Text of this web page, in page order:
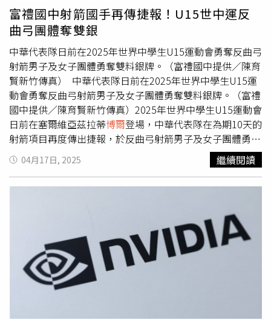
資料知悉本院對於2人所為上開羈押替代處分，檢察官如有
不服，自得依法提起準抗告，尚無「因未將相關裁定送達，
致檢察官無從行使抗告等合法救濟」之情事。
富禮國中射箭國手再傳捷報！U15世中運反
曲弓團體奪雙銀
中華代表隊日前在2025年世界中學生U15運動會勇奪反曲弓
射箭男子及女子團體勇奪雙料銀牌。（富禮國中提供／陳育
賢新竹傳真） 中華代表隊日前在2025年世界中學生U15運
動會勇奪反曲弓射箭男子及女子團體勇奪雙料銀牌。（富禮
國中提供／陳育賢新竹傳真）2025年世界中學生U15運動會
日前在塞爾維亞茲拉蒂博爾登場，中華代表隊在為期10天的
射箭項目再度傳出捷報，於反曲弓射箭男子及女子團體勇奪
雙料銀牌，其中少年國手陳品羱及林枃蓁分別來自新竹射箭
名校富禮國中，首度入選國手便不負眾望雙雙奪銀，未來潛
力相當看好。陳品羱說，很開心第1次代表國家參加國際賽
在國際賽事中與各國射箭好手較勁，同時也看到各國的特色
是很棒的學習。富禮國中校長涂靜娟指出，富禮射箭隊成立
至今達20年，已培育出譚雅婷及林詩嘉2位奧運國手為國爭
光，近期更有蘇思萍、蘇思敏、林嘉妤等多位國際賽事好手
產出。今年甫出爐的塞爾維亞─U15世界中學運動會 反曲弓
射箭男子及女子團體勇奪雙料銀牌，更是由由國手教練林詩
04月17日, 2025 繼續閱讀